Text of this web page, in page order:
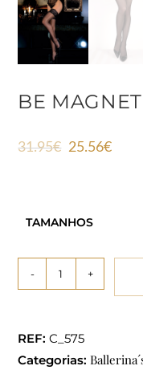
BE
31.95€ 25.56€
TAMANHOS
- +
REF:C_575
Categorias: